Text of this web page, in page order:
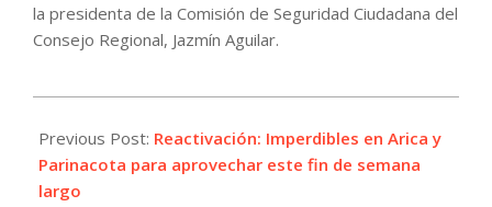
la presidenta de la Comisión de Seguridad Ciudadana del
Consejo Regional, Jazmín Aguilar.
08-
12
Previous Post: Reactivación: Imperdibles en Arica y
Parinacota para aprovechar este fin de semana
largo